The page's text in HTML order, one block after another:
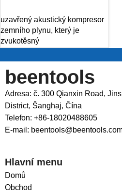
uzavřený akustický kompresor
zemního plynu, který je
zvukotěsný
beentools
Adresa: č. 300 Qianxin Road,
District, Šanghaj, Čína
Telefon: +86-18020488605
E-mail:
Hlavní menu
Domů
Obchod